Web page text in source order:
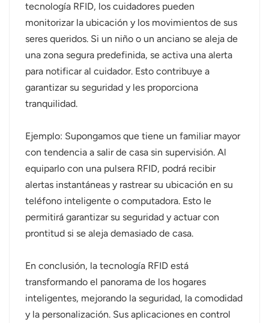
tecnología RFID, los cuidadores pueden
monitorizar la ubicación y los movimientos de sus
seres queridos. Si un niño o un anciano se aleja de
una zona segura predefinida, se activa una alerta
para notificar al cuidador. Esto contribuye a
garantizar su seguridad y les proporciona
tranquilidad.
Ejemplo: Supongamos que tiene un familiar mayor
con tendencia a salir de casa sin supervisión. Al
equiparlo con una pulsera RFID, podrá recibir
alertas instantáneas y rastrear su ubicación en su
teléfono inteligente o computadora. Esto le
permitirá garantizar su seguridad y actuar con
prontitud si se aleja demasiado de casa.
En conclusión, la tecnología RFID está
transformando el panorama de los hogares
inteligentes, mejorando la seguridad, la comodidad
y la personalización. Sus aplicaciones en control